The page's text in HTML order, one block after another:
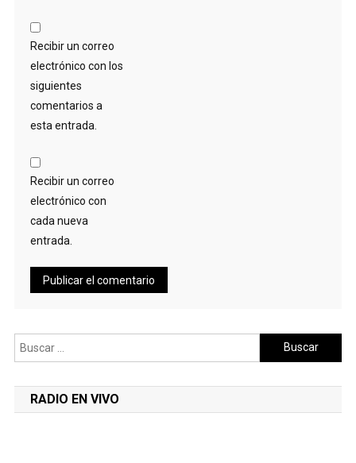
Recibir un correo
electrónico con los
siguientes
comentarios a
esta entrada.
Recibir un correo
electrónico con
cada nueva
entrada.
Buscar:
RADIO EN VIVO